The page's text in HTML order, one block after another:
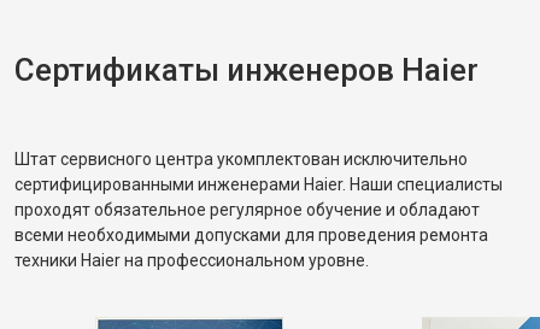
Сертификаты инженеров Haier
Штат сервисного центра укомплектован исключительно
сертифицированными инженерами Haier. Наши специалисты
проходят обязательное регулярное обучение и обладают
всеми необходимыми допусками для проведения ремонта
техники Haier на профессиональном уровне.